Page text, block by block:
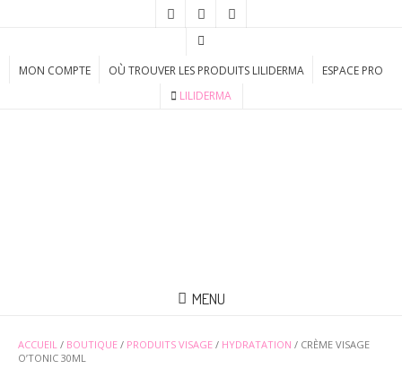
MON COMPTE OÙ TROUVER LES PRODUITS LILIDERMA
ESPACE PRO
LILIDERMA
MENU
ACCUEIL / BOUTIQUE / PRODUITS VISAGE / HYDRATATION / CRÈME VISAGE
O’TONIC 30ML